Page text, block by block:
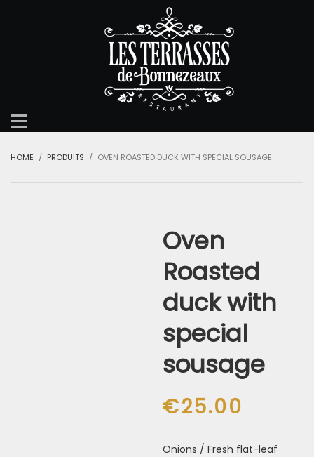
HOME PRODUITS OVEN ROASTED DUCK WITH SPECIAL SOUSAGE
Oven
Roasted
duck with
special
sousage
€25.00
Onions / Fresh flat-leaf